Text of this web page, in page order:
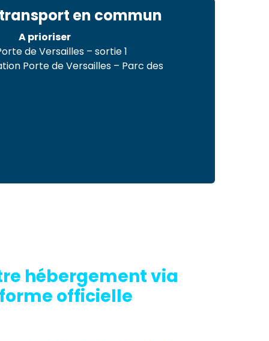
en commun
A prioriser
de Versailles – sortie 1
Porte de Versailles – Parc des
hébergement via
officielle